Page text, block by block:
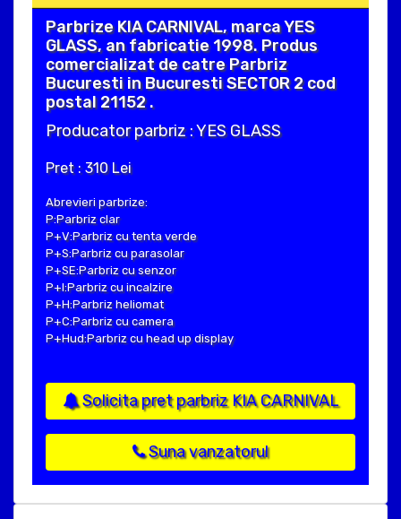
Parbrize KIA CARNIVAL, marca YES
GLASS, an fabricatie 1998. Produs
comercializat de catre Parbriz
Bucuresti in Bucuresti SECTOR 2 cod
postal 21152 .
Producator parbriz : YES GLASS
Pret : 310 Lei
Abrevieri parbrize:
P:Parbriz clar
P+V:Parbriz cu tenta verde
P+S:Parbriz cu parasolar
P+SE:Parbriz cu senzor
P+I:Parbriz cu incalzire
P+H:Parbriz heliomat
P+C:Parbriz cu camera
P+Hud:Parbriz cu head up display
Solicita pret parbriz KIA CARNIVAL
Suna vanzatorul